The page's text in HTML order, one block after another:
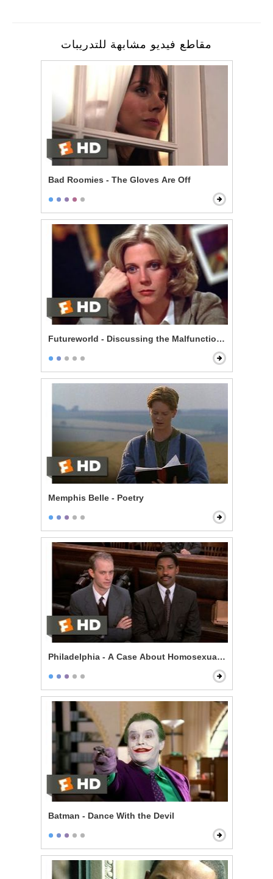
مقاطع فيديو مشابهة للتدريبات
Bad Roomies - The Gloves Are Off
Futureworld - Discussing the Malfunctions
Memphis Belle - Poetry
Philadelphia - A Case About Homosexuality
Batman - Dance With the Devil